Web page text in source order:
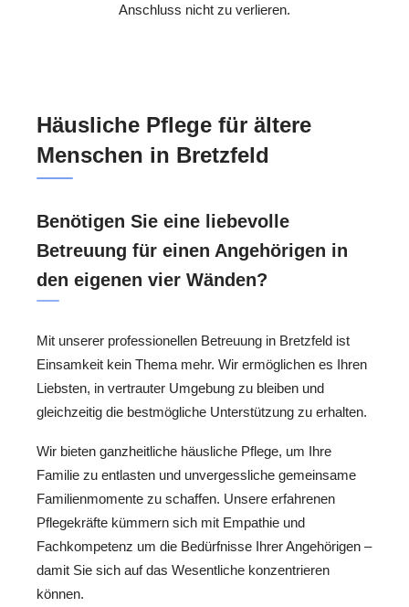
Anschluss nicht zu verlieren.
Häusliche Pflege für ältere
Menschen in Bretzfeld
Benötigen Sie eine liebevolle
Betreuung für einen Angehörigen in
den eigenen vier Wänden?
Mit unserer professionellen Betreuung in Bretzfeld ist
Einsamkeit kein Thema mehr. Wir ermöglichen es Ihren
Liebsten, in vertrauter Umgebung zu bleiben und
gleichzeitig die bestmögliche Unterstützung zu erhalten.
Wir bieten ganzheitliche häusliche Pflege, um Ihre
Familie zu entlasten und unvergessliche gemeinsame
Familienmomente zu schaffen. Unsere erfahrenen
Pflegekräfte kümmern sich mit Empathie und
Fachkompetenz um die Bedürfnisse Ihrer Angehörigen –
damit Sie sich auf das Wesentliche konzentrieren
können.